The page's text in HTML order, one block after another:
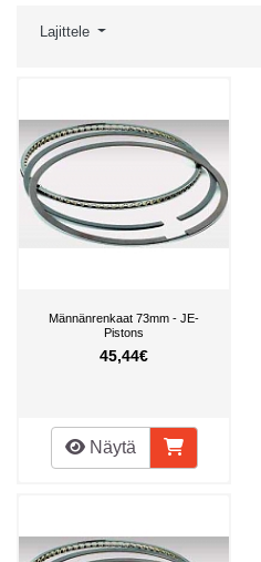
Lajittele
Männänrenkaat 73mm - JE-
Pistons
45,44€
Näytä